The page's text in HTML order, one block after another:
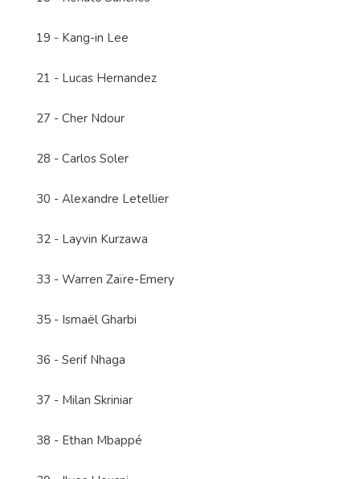
19 - Kang-in Lee
21 - Lucas Hernandez
27 - Cher Ndour
28 - Carlos Soler
30 - Alexandre Letellier
32 - Layvin Kurzawa
33 - Warren Zaïre-Emery
35 - Ismaël Gharbi
36 - Serif Nhaga
37 - Milan Skriniar
38 - Ethan Mbappé